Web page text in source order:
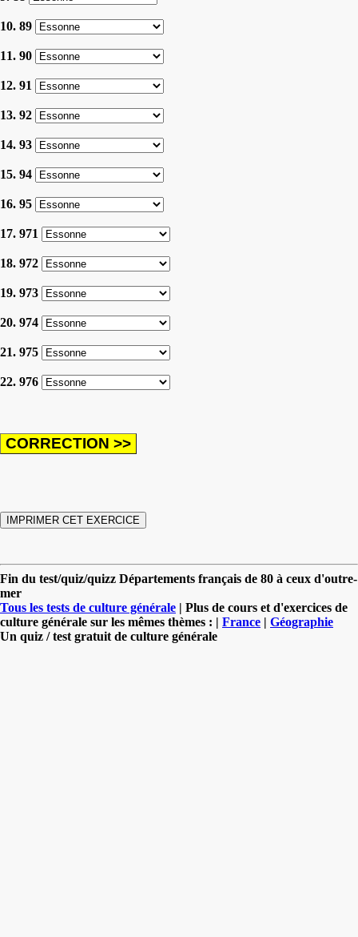
10. 89
11. 90
12. 91
13. 92
14. 93
15. 94
16. 95
17. 971
18. 972
19. 973
20. 974
21. 975
22. 976
Fin du test/quiz/quizz Départements français de 80 à ceux d'outre-
mer
Tous les tests de culture générale | Plus de cours et d'exercices de
culture générale sur les mêmes thèmes : | France | Géographie
Un quiz / test gratuit de culture générale